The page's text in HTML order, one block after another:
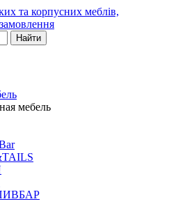
та корпусних меблів,
Найти
мебель